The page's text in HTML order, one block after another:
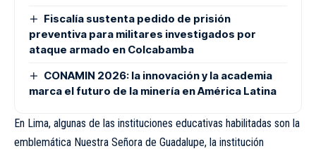
Fiscalía sustenta pedido de prisión
preventiva para militares investigados por
ataque armado en Colcabamba
CONAMIN 2026: la innovación y la academia
marca el futuro de la minería en América Latina
En Lima, algunas de las instituciones educativas habilitadas son la
emblemática Nuestra Señora de Guadalupe, la institución